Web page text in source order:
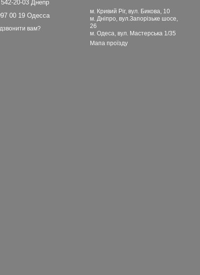
542-20-03 Днепр
00 19 Одесса
вам?
м. Кривий Ріг, вул. Бикова, 10
м. Дніпро, вул.Запорізьке шосе,
26
м. Одеса, вул. Мастерська 1/35
Мапа проїзду